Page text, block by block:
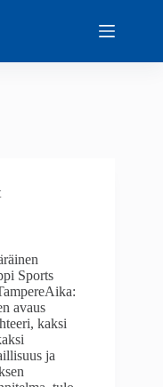
Sports
avaus
kaksi
ja